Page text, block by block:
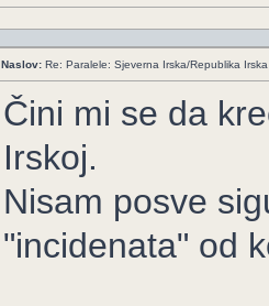
Naslov: Re: Paralele: Sjeverna Irska/Republika
Čini mi se da
Irskoj.
Nisam posve
"incidenata" od